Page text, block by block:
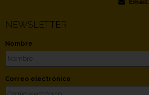
Email:
NEWSLETTER
Nombre
Correo electrónico